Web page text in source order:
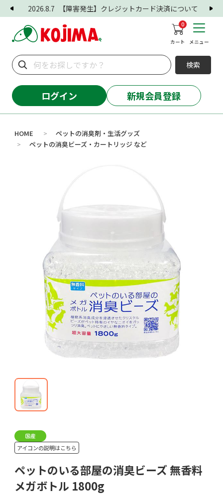
2026.8.7 【障害発生】クレジットカード決済について
0
カート メニュー
検索
ログイン 新規会員登録
HOME > ペットの消臭剤・生活グッズ
> ペットの消臭ビーズ・カートリッジ など
アイコンの説明はこちら
ペットのいる部屋の消臭ビーズ 無香料
メガボトル 1800g